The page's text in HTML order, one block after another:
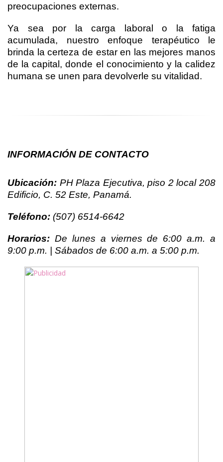
preocupaciones externas.
Ya sea por la carga laboral o la fatiga
acumulada, nuestro enfoque terapéutico le
brinda la certeza de estar en las mejores manos
de la capital, donde el conocimiento y la calidez
humana se unen para devolverle su vitalidad.
INFORMACIÓN DE CONTACTO
Ubicación: PH Plaza Ejecutiva, piso 2 local 208
Edificio, C. 52 Este, Panamá.
Teléfono: (507) 6514-6642
Horarios: De lunes a viernes de 6:00 a.m. a
9:00 p.m. | Sábados de 6:00 a.m. a 5:00 p.m.